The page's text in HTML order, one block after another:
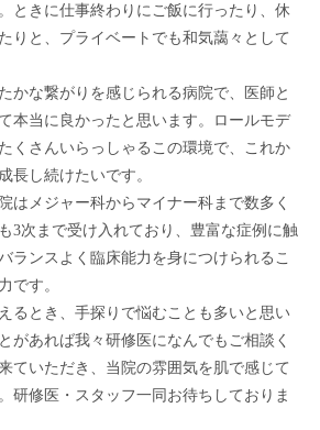
ときに仕事終わりにご飯に行ったり、休
りと、プライベートでも和気藹々として
かな繋がりを感じられる病院で、医師と
本当に良かったと思います。ロールモデ
くさんいらっしゃるこの環境で、これか
長し続けたいです。
はメジャー科からマイナー科まで数多く
3次まで受け入れており、豊富な症例に触
ランスよく臨床能力を身につけられるこ
です。
るとき、手探りで悩むことも多いと思い
があれば我々研修医になんでもご相談く
ていただき、当院の雰囲気を肌で感じて
研修医・スタッフ一同お待ちしておりま